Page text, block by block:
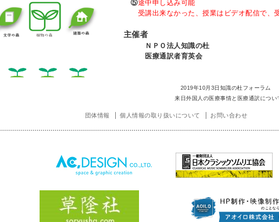
⑤途中申し込み可能
受講出来なかった、授業はビデオ配信で、
主催者
ＮＰＯ法人知識の杜
医療通訳者育英会
2019年10月 3日知識の杜フォーラム
来日外国人の医療事情と医療通訳につい
団体情報 個人情報の取り扱いについて お問い合わせ